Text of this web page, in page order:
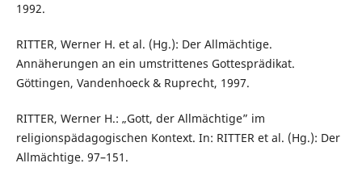
1992.
RITTER, Werner H. et al. (Hg.): Der Allmächtige.
Annäherungen an ein umstrittenes Gottesprädikat.
Göttingen, Vandenhoeck & Ruprecht, 1997.
RITTER, Werner H.: „Gott, der Allmächtige” im
religionspädagogischen Kontext. In: RITTER et al. (Hg.): Der
Allmächtige. 97–151.